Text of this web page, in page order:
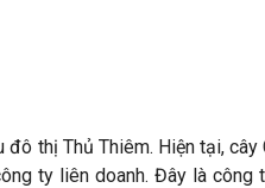
thị Thủ Thiêm. Hiện tại, cây
ty liên doanh. Đây là công